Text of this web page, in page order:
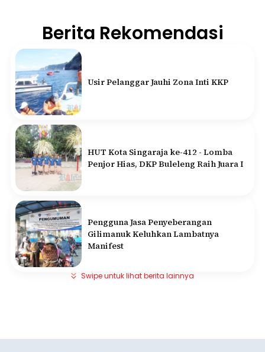
Berita Rekomendasi
Usir Pelanggar Jauhi Zona Inti KKP
HUT Kota Singaraja ke-412 - Lomba
Penjor Hias, DKP Buleleng Raih Juara I
Pengguna Jasa Penyeberangan
Gilimanuk Keluhkan Lambatnya
Manifest
Swipe untuk lihat berita lainnya